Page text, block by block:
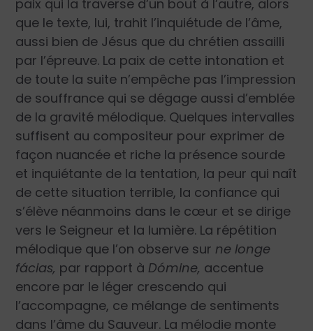
paix qui la traverse d’un bout à l’autre, alors
que le texte, lui, trahit l’inquiétude de l’âme,
aussi bien de Jésus que du chrétien assailli
par l’épreuve. La paix de cette intonation et
de toute la suite n’empêche pas l’impression
de souffrance qui se dégage aussi d’emblée
de la gravité mélodique. Quelques intervalles
suffisent au compositeur pour exprimer de
façon nuancée et riche la présence sourde
et inquiétante de la tentation, la peur qui naît
de cette situation terrible, la confiance qui
s’élève néanmoins dans le cœur et se dirige
vers le Seigneur et la lumière. La répétition
mélodique que l’on observe sur ne longe
fácias, par rapport à Dómine, accentue
encore par le léger crescendo qui
l’accompagne, ce mélange de sentiments
dans l’âme du Sauveur. La mélodie monte